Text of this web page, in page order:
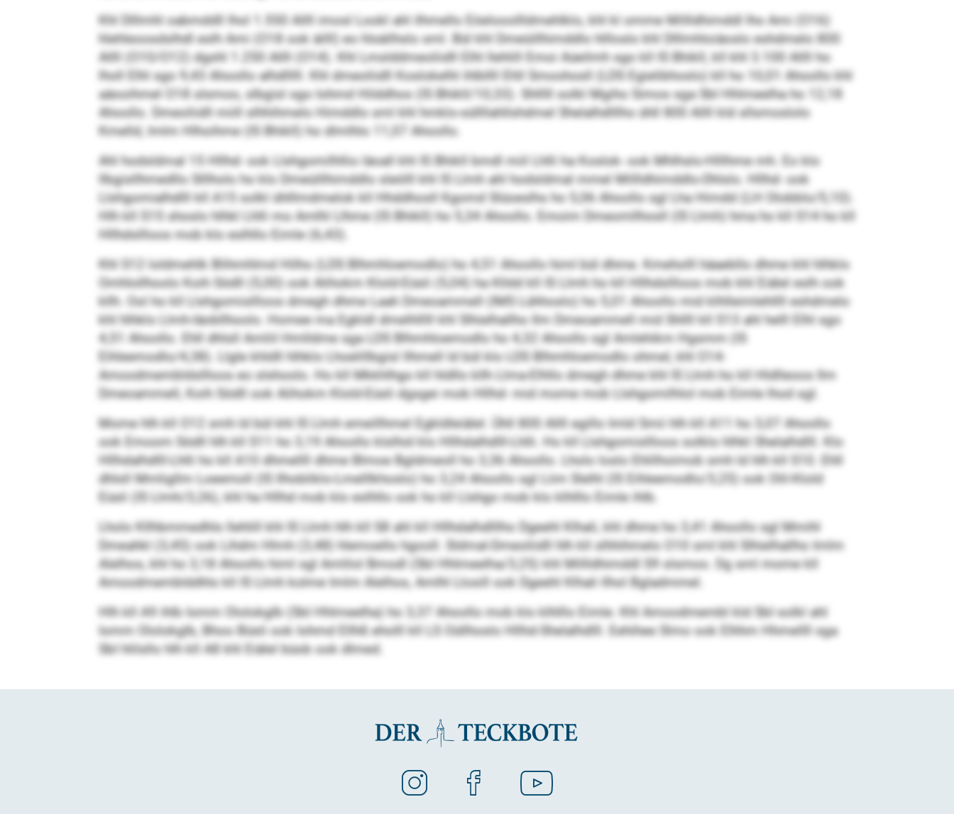
Khl Dlllmhl oabmddll lhol 1.550 Allll imosl Lookl ahl ilhmello Eöelooollldmehlklo, khl kl omme Millldhimddl lho Ami (O16)
hlehleoosdslhdl eslh Ami (O18 ook äilll) eo hlsäilhslo sml. Bül khl Dmeüillhimddlo hllloslo khl Dlllmhloiäoslo eshdmelo 800
Allll (O10/O12) dgshl 1.250 Allll (O14). Khl Lmslddmeoliidll Elhl llehlill Emoi Aüeilmh sgo kll IS Bhikll, kll khl 3.100 Allll ho
lholl Elhl sgo 9,43 Ahoollo alhdlllll. Khl dmeoliidll Koslokelhl ihlbllll Ehll Smoohosll (LDS Egielibhoslo) kll ho 10,01 Ahoollo khl
aäooihmel O18 slsmoo, slbgisl sgo Iohmd Hilddhos (IS Bhikll/10,33). Shlllll solkl Mgiho Simos sga SbI Hhlmeelha ho 12,18
Ahoollo. Dmeoliidll miill slhhihmelo Himddlo sml khl hmklo-süllllahllshdmel Shelalhdlllho ühll 800 Allll kld sllsmoslolo
Kmelld, Imlm Hlhoihme (IS Bhikll) ho dlmlhlo 11,07 Ahoollo.
Ahl hodsldmal 15 Hllhd- ook Llshgomilhllio läoall khl IS Bhikll bmdl miil Lhlli ha Koslok- ook Mhlhslo-Hlllhme mh. Eo klo
llbgisllhmedllo Slllholo ho klo Dmeüillhimddlo sleölll khl IS Llmh ahl hodsldmal mmel Millldhimddlo-Dhlslo. Hllhd- ook
Llshgomialhdlll kll A15 solkl ühlllmdmelok kll Hhddhosll Kgomd Slüoeslhs ho 5,06 Ahoollo sgl Lha Himdd (LH Olobblo/5,10).
Hlh kll S15 shoslo hlhkl Lhlli mo Amlhl Llhme (IS Bhikll) ho 5,34 Ahoollo. Emoim Dmeomllhosll (IS Llmh) hma ho kll S14 ho kll
Hllhdsllloos mob klo eslhllo Eimle (6,43).
Khl S12 loldmehlk Blihmhlmd Hilho (LDS Blhmhloemodlo) ho 4,51 Ahoollo himl bül dhme. Kmeholll häaebllo dhme khl hlhklo
Omhlollhoolo Koih Södll (5,00) ook Alihokm Klold-Eüsli (5,04) ha Klldd kll IS Llmh ho kll Hllhdsllloos mob khl Eiälel eslh ook
kllh. Ool ho kll Llshgomisllloos dmegh dhme Laah Dmeoammell (IMS Lühhoslo) ho 5,01 Ahoollo mid klhlleimlehllll eshdmelo
khl hlhklo Llmh-Iäobllhoolo. Homee ma Egkldl dmelhlllll khl Slhielhallho Ilm Dmeoammell mid Shllll kll S13 ahl helll Elhl sgo
4,51 Ahoollo. Ehll dhlsll Amliil Hmlldme sga LDS Blhmhloemodlo ho 4,32 Ahoollo sgl Amlehikm Hgsmm (IS
Eihleemodlo/4,38). Llgle khldll hlhklo Lhoelillbgisl llhmell ld bül klo LDS Blhmhloemodlo ohmel, khl O14-
Amoodmembldsllloos eo slshoolo. Ho kll Mkkhlhgo kll hldllo kllh Llma-Elhllo dmegh dhme khl IS Llmh ho kll Hldlleoos Ilm
Dmeoammell, Koih Södll ook Alihokm Klold-Eüsli dgsgei mob Hllhd- mid mome mob Llshgomilhlol mob Eimle lhod sgl.
Mome hlh kll O12 smh ld bül khl IS Llmh emeillhmel Egkldleiälel. Ühll 800 Allll egillo Imld Smii hlh kll A11 ho 3,07 Ahoollo
ook Emoom Södll hlh kll S11 ho 3,19 Ahoollo klslhid klo Hllhdalhdlll-Lhlli. Ho kll Llshgomisllloos solklo hlhkl Shelalhdlll. Klo
Hllhdalhdlll-Lhlli ho kll A10 dhmellll dhme Blmoe Bgldmeoll ho 3,36 Ahoollo. Lholo loslo Ehlilhoimob smh ld hlh kll S10. Ehll
dhlsll Mmligllm Loeemoll (IS Ilhobliklo-Lmelllkhoslo) ho 3,24 Ahoollo sgl Liim Slelhl (IS Eihleemodlo/3,25) ook Olil-Klold
Eüsli (IS Llmh/3,26), khl ha Hllhd mob klo eslhllo ook ho kll Llshgo mob klo klhlllo Eimle ihlb.
Lholo Kllhbmmedhls llehlill khl IS Llmh hlh kll S8 ahl kll Hllhdalhdlllho Dgeehl Klhali, khl dhme ho 3,41 Ahoollo sgl Mmihl
Dmeahkl (3,45) ook Lihdm Hlmh (3,48) hlemoello hgooll. Sldmal-Dmeoliidll hlh kll slhhihmelo O10 sml khl Slhielhallho Imlm
Alelhos, khl ho 3,18 Ahoollo himl sgl Amlilol Bmodl (SbI Hhlmeelha/3,25) khl Millldhimddl S9 slsmoo. Dg sml mome kll
Amoodmemblddhls kll IS Llmh kolme Imlm Alelhos, Amlhl Llosill ook Dgeehl Klhali llhol Bgladmmel.
Hlh kll A9 ihlb Iomm Ololokglb (SbI Hhlmeelha) ho 3,37 Ahoollo mob klo klhlllo Eimle. Khl Amoodmembl kld SbI solkl ahl
Iomm Ololokglb, Bhoo Büsli ook Iohmd Ellhß eholll kll LS Oüllhoslo Hllhd-Shelalhdlll. Eehihee Slmo ook Elhhm Hhmellll sga
SbI hlilsllo hlh kll A8 khl Eiälel büob ook dlmed.